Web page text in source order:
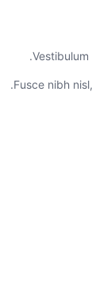
Fusce nibh